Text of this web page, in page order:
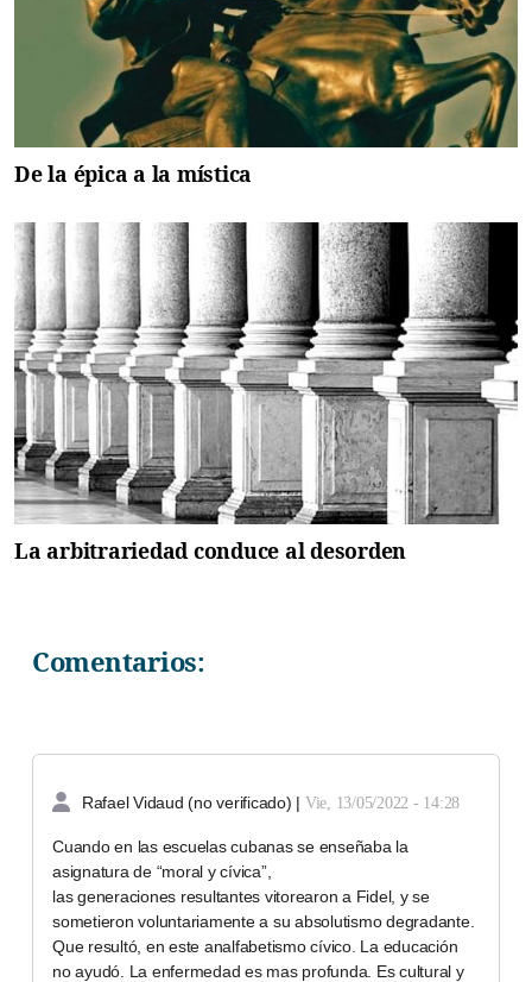
De la épica a la mística
La arbitrariedad conduce al desorden
Comentarios:
Rafael Vidaud (no verificado) | Vie, 13/05/2022 - 14:28
Cuando en las escuelas cubanas se enseñaba la
asignatura de “moral y cívica”,
las generaciones resultantes vitorearon a Fidel, y se
sometieron voluntariamente a su absolutismo degradante.
Que resultó, en este analfabetismo cívico. La educación
no ayudó. La enfermedad es mas profunda. Es cultural y